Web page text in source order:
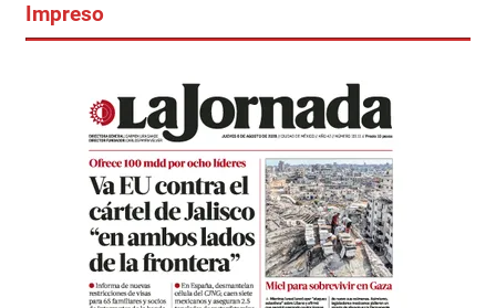
Impreso